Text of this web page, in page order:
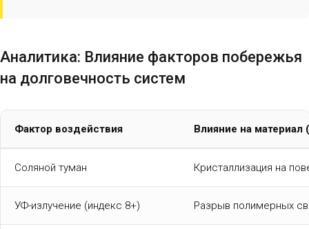
Аналитика: Влияние факторов побережья
на долговечность систем
Фактор воздействия Влияние на материал
Соляной туман Кристаллизация на
УФ-излучение (индекс 8+) Разрыв полимерных